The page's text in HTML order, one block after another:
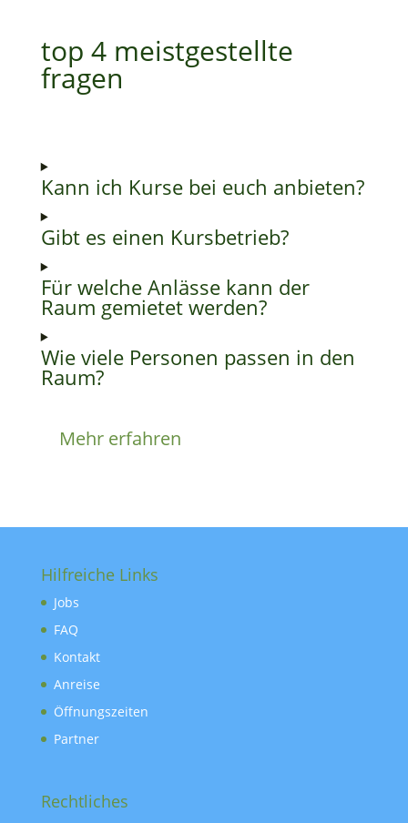
top 4 meistgestellte
fragen
Kann ich Kurse bei euch anbieten?
Gibt es einen Kursbetrieb?
Für welche Anlässe kann der
Raum gemietet werden?
Wie viele Personen passen in den
Raum?
Mehr erfahren
Hilfreiche Links
Jobs
FAQ
Kontakt
Anreise
Öffnungszeiten
Partner
Rechtliches